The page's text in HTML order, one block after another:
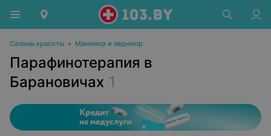
Салоны красоты • Маникюр и педикюр
Парафинотерапия в
Барановичах 1